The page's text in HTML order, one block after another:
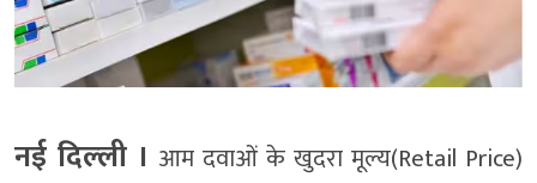
नई दिल्‍ली । आम दवाओं के खुदरा मूल्य(Retail Price)